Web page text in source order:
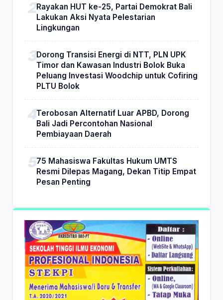
Rayakan HUT ke-25, Partai Demokrat Bali
Lakukan Aksi Nyata Pelestarian
Lingkungan
Dorong Transisi Energi di NTT, PLN UPK
Timor dan Kawasan Industri Bolok Buka
Peluang Investasi Woodchip untuk Cofiring
PLTU Bolok
Terobosan Alternatif Luar APBD, Dorong
Bali Jadi Percontohan Nasional
Pembiayaan Daerah
75 Mahasiswa Fakultas Hukum UMTS
Resmi Dilepas Magang, Dekan Titip Empat
Pesan Penting